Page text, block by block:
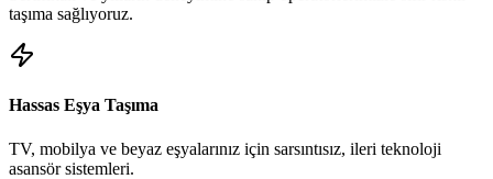
taşıma sağlıyoruz.
Hassas Eşya Taşıma
TV, mobilya ve beyaz eşyalarınız için sarsıntısız, ileri teknoloji
asansör sistemleri.